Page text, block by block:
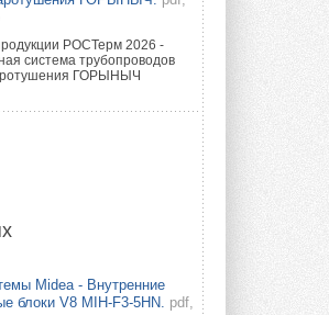
РОСТерм 2026 -
система трубопроводов
ГОРЫНЫЧ
Midea - Внутренние
блоки V8 MIH-F3-5HN. pdf,